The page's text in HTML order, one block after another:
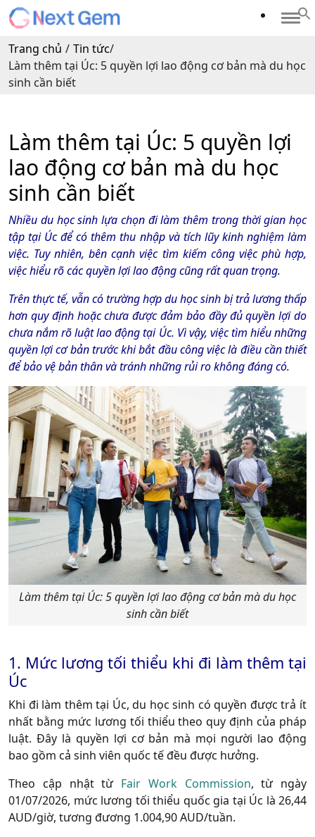
Trang chủ / Tin tức/
Làm thêm tại Úc: 5 quyền lợi lao động cơ bản mà du học
sinh cần biết
Làm thêm tại Úc: 5 quyền lợi
lao động cơ bản mà du học
sinh cần biết
Nhiều du học sinh lựa chọn đi làm thêm trong thời gian học
tập tại Úc để có thêm thu nhập và tích lũy kinh nghiệm làm
việc. Tuy nhiên, bên cạnh việc tìm kiếm công việc phù hợp,
việc hiểu rõ các quyền lợi lao động cũng rất quan trọng.
Trên thực tế, vẫn có trường hợp du học sinh bị trả lương thấp
hơn quy định hoặc chưa được đảm bảo đầy đủ quyền lợi do
chưa nắm rõ luật lao động tại Úc. Vì vậy, việc tìm hiểu những
quyền lợi cơ bản trước khi bắt đầu công việc là điều cần thiết
để bảo vệ bản thân và tránh những rủi ro không đáng có.
Làm thêm tại Úc: 5 quyền lợi lao động cơ bản mà du học
sinh cần biết
1. Mức lương tối thiểu khi đi làm thêm tại
Úc
Khi đi làm thêm tại Úc, du học sinh có quyền được trả ít
nhất bằng mức lương tối thiểu theo quy định của pháp
luật. Đây là quyền lợi cơ bản mà mọi người lao động
bao gồm cả sinh viên quốc tế đều được hưởng.
Theo cập nhật từ Fair Work Commission, từ ngày
01/07/2026, mức lương tối thiểu quốc gia tại Úc là 26,44
AUD/giờ, tương đương 1.004,90 AUD/tuần.